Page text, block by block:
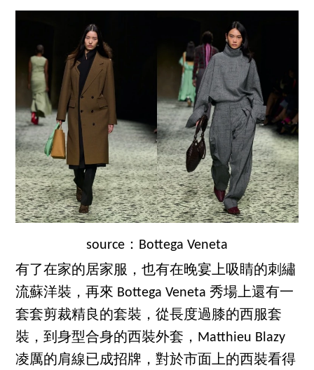
source：Bottega Veneta
有了在家的居家服，也有在晚宴上吸睛的刺繡
流蘇洋裝，再來 Bottega Veneta 秀場上還有一
套套剪裁精良的套裝，從長度過膝的西服套
裝，到身型合身的西裝外套，Matthieu Blazy
凌厲的肩線已成招牌，對於市面上的西裝看得